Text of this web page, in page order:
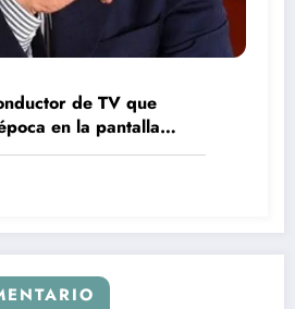
de TV que
en la pantalla
fallecimiento